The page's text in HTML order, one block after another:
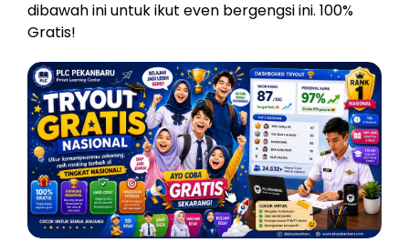
dibawah ini untuk ikut even bergengsi ini. 100%
Gratis!